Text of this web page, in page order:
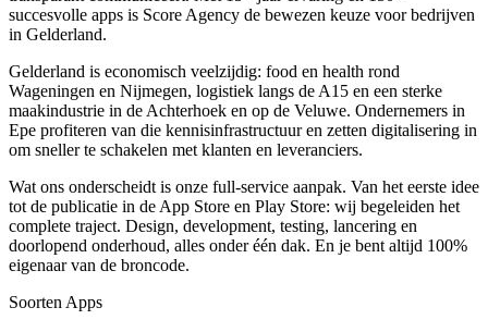
succesvolle apps is Score Agency de bewezen keuze voor bedrijven
in Gelderland.
Gelderland is economisch veelzijdig: food en health rond
Wageningen en Nijmegen, logistiek langs de A15 en een sterke
maakindustrie in de Achterhoek en op de Veluwe. Ondernemers in
Epe profiteren van die kennisinfrastructuur en zetten digitalisering in
om sneller te schakelen met klanten en leveranciers.
Wat ons onderscheidt is onze full-service aanpak. Van het eerste idee
tot de publicatie in de App Store en Play Store: wij begeleiden het
complete traject. Design, development, testing, lancering en
doorlopend onderhoud, alles onder één dak. En je bent altijd 100%
eigenaar van de broncode.
Soorten Apps